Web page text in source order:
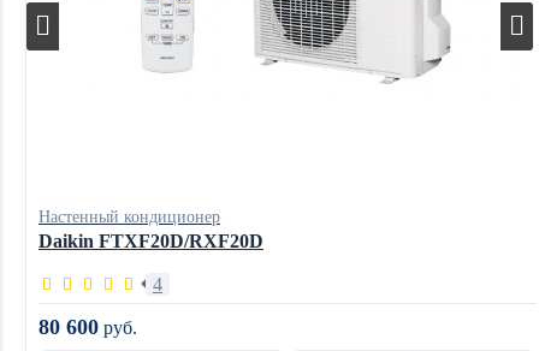
Настенный кондиционер
Daikin FTXF20D/RXF20D
4
80 600 руб.